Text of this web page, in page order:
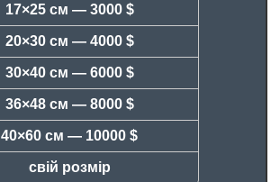
17×25 см — 3000 $
20×30 см — 4000 $
30×40 см — 6000 $
36×48 см — 8000 $
40×60 см — 10000 $
свій розмір